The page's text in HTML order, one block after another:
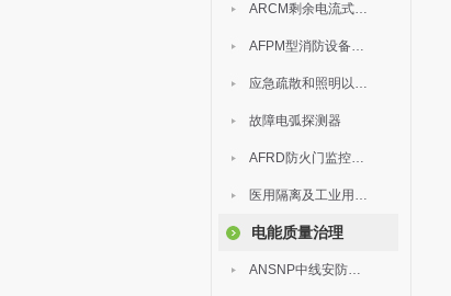
ARCM剩余电流式电气火灾监控装置
AFPM型消防设备电源监控系统
应急疏散和照明以及灯具
故障电弧探测器
AFRD防火门监控系统
医用隔离及工业用电绝缘检测
电能质量治理
ANSNP中线安防保护器